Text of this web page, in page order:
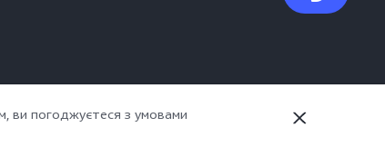
ви погоджуєтеся з умовами